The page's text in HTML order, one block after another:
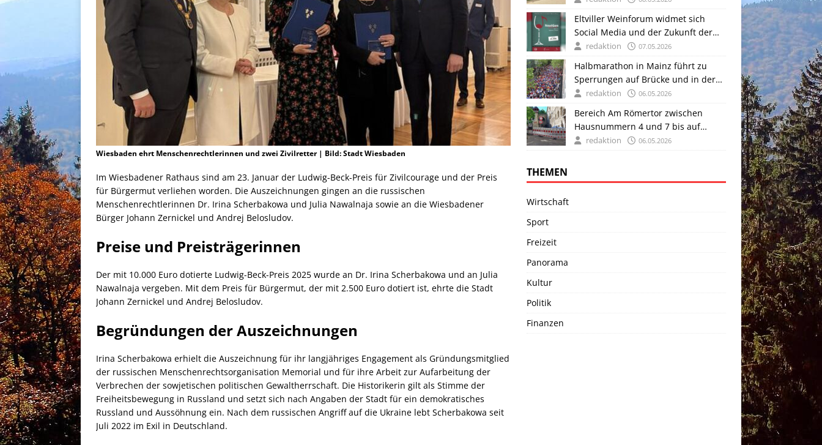
Wiesbaden ehrt Menschenrechtlerinnen und zwei Zivilretter | Bild: Stadt Wiesbaden
Im Wiesbadener Rathaus sind am 23. Januar der Ludwig-Beck-Preis für Zivilcourage und der Preis
für Bürgermut verliehen worden. Die Auszeichnungen gingen an die russischen
Menschenrechtlerinnen Dr. Irina Scherbakowa und Julia Nawalnaja sowie an die Wiesbadener
Bürger Johann Zernickel und Andrej Belosludov.
Preise und Preisträgerinnen
Der mit 10.000 Euro dotierte Ludwig-Beck-Preis 2025 wurde an Dr. Irina Scherbakowa und an Julia
Nawalnaja vergeben. Mit dem Preis für Bürgermut, der mit 2.500 Euro dotiert ist, ehrte die Stadt
Johann Zernickel und Andrej Belosludov.
Begründungen der Auszeichnungen
Irina Scherbakowa erhielt die Auszeichnung für ihr langjähriges Engagement als Gründungsmitglied
der russischen Menschenrechtsorganisation Memorial und für ihre Arbeit zur Aufarbeitung der
Verbrechen der sowjetischen politischen Gewaltherrschaft. Die Historikerin gilt als Stimme der
Freiheitsbewegung in Russland und setzt sich nach Angaben der Stadt für ein demokratisches
Russland und Aussöhnung ein. Nach dem russischen Angriff auf die Ukraine lebt Scherbakowa seit
Juli 2022 im Exil in Deutschland.
Eltviller Weinforum widmet sich
Social Media und der Zukunft der
Weinkultur
redaktion 07.05.2026
Halbmarathon in Mainz führt zu
Sperrungen auf Brücke und in der
Innenstadt
redaktion 06.05.2026
Bereich Am Römertor zwischen
Hausnummern 4 und 7 bis auf
Weiteres gesperrt
redaktion 06.05.2026
THEMEN
Wirtschaft
Sport
Freizeit
Panorama
Kultur
Politik
Finanzen